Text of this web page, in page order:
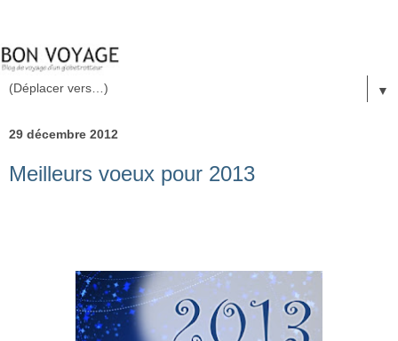
▼
29 décembre 2012
Meilleurs voeux pour 2013